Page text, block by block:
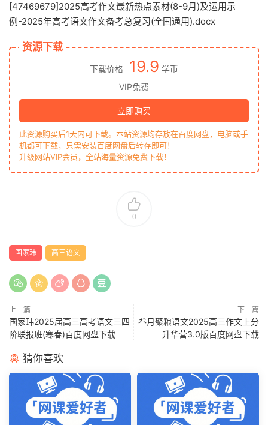
[47469679]2025高考作文最新热点素材(8-9月)及运用示
例-2025年高考语文作文备考总复习(全国通用).docx
资源下载
下载价格 19.9 学币
VIP免费
立即购买
此资源购买后1天内可下载。本站资源均存放在百度网盘，电脑或手
机都可下载，只需安装百度网盘后转存即可！
升级网站VIP会员，全站海量资源免费下载！
0
国家玮 高三语文
上一篇
国家玮2025届高三高考语文三四
阶联报班(寒春)百度网盘下载
下一篇
叁月聚粮语文2025高三作文上分
升华营3.0版百度网盘下载
猜你喜欢